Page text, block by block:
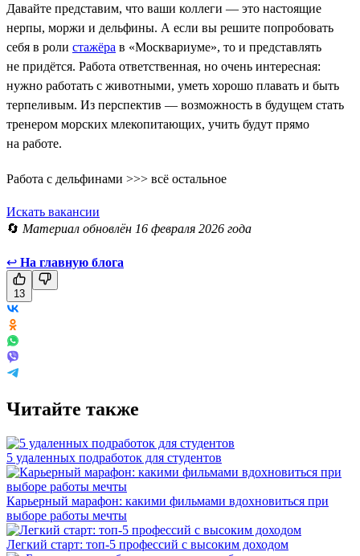
Давайте представим, что ваши коллеги — это настоящие
нерпы, моржи и дельфины. А если вы решите попробовать
себя в роли стажёра в «Москвариуме», то и представлять
не придётся. Работа ответственная, но очень интересная:
нужно работать с животными, уметь хорошо плавать и быть
терпеливым. Из перспектив — возможность в будущем стать
тренером морских млекопитающих, учить будут прямо
на работе.
Работа с дельфинами >>> всё остальное
Искать вакансии
🔄 Материал обновлён 16 февраля 2026 года
↩ На главную блога
13
Читайте также
5 удаленных подработок для студентов
Карьерный марафон: какими фильмами вдохновиться при
выборе работы мечты
Легкий старт: топ-5 профессий с высоким доходом